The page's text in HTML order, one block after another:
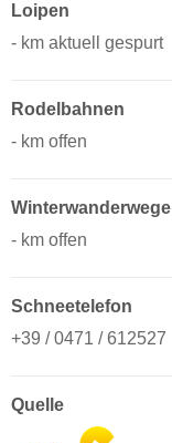
Loipen
- km aktuell gespurt
Rodelbahnen
- km offen
Winterwanderwege
- km offen
Schneetelefon
+39 / 0471 / 612527
Quelle